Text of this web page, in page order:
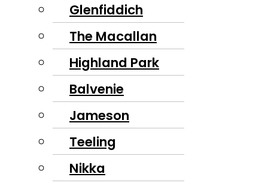
Glenfiddich
The Macallan
Highland Park
Balvenie
Jameson
Teeling
Nikka